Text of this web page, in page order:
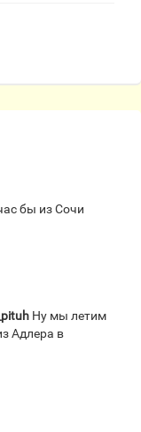
бы из Сочи
Ну мы летим
Адлера в